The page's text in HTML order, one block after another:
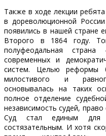
Также в ходе лекции
в дореволюционной
появились в нашей стране
Второго в 1864 году.
полуфеодальная
современных и
систем. Целью реформы
милостивого и
основывалась на таких
полное отделение
независимость судей,
Суд стал единым для
состязательным. И хотя